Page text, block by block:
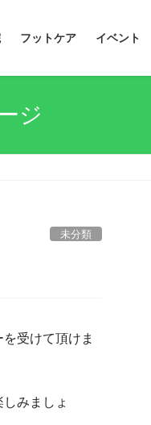
フットケア イベント
ジ
未分類
受けて頂けま
みましょ